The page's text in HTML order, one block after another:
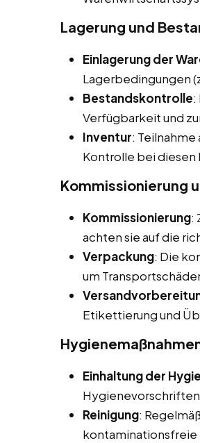
Lagerung und
Einlagerung der
Lagerbedingungen
Bestandskontrolle:
Verfügbarkeit und
Inventur:
Kontrolle bei diesen
Kommissionierung
Kommissionierung:
achten sie auf die
Verpackung: Die
um
Etikettierung und
Einhaltung der
Reinigung:
kontaminationsfreie